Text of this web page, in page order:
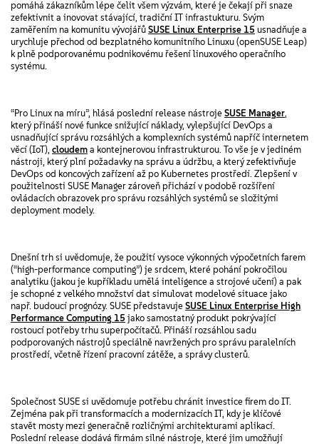
pomáhá zákazníkům lépe čelit všem výzvám, které je čekají při snaze
zefektivnit a inovovat stávající, tradiční IT infrastukturu. Svým
zaměřením na komunitu vývojářů SUSE Linux Enterprise 15 usnadňuje a
urychluje přechod od bezplatného komunitního Linuxu (openSUSE Leap)
k plně podporovanému podnikovému řešení linuxového operačního
systému.
“Pro Linux na míru”, hlásá poslední release nástroje SUSE Manager,
který přináší nové funkce snižující náklady, vylepšující DevOps a
usnadňující správu rozsáhlých a komplexních systémů napříč internetem
věcí (IoT), cloudem a kontejnerovou infrastrukturou. To vše je v jediném
nástroji, který plní požadavky na správu a údržbu, a který zefektivňuje
DevOps od koncových zařízení až po Kubernetes prostředí. Zlepšení v
použitelnosti SUSE Manager zároveň přichází v podobě rozšíření
ovládacích obrazovek pro správu rozsáhlých systémů se složitými
deployment modely.
Dnešní trh si uvědomuje, že použití vysoce výkonných výpočetních farem
(“high-performance computing”) je srdcem, které pohání pokročilou
analytiku (jakou je kupříkladu umělá inteligence a strojové učení) a pak
je schopné z velkého množství dat simulovat modelové situace jako
např. budoucí prognózy. SUSE představuje SUSE Linux Enterprise High
Performance Computing 15 jako samostatný produkt pokrývající
rostoucí potřeby trhu superpočítačů. Přináší rozsáhlou sadu
podporovaných nástrojů speciálně navržených pro správu paralelních
prostředí, včetně řízení pracovní zátěže, a správy clusterů.
Společnost SUSE si uvědomuje potřebu chránit investice firem do IT.
Zejména pak při transformacích a modernizacích IT, kdy je klíčové
stavět mosty mezi generačně rozličnými architekturami aplikací.
Poslední release dodává firmám silné nástroje, které jim umožňují